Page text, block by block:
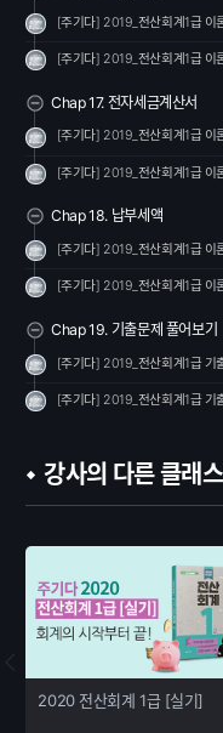
[주기다] 2019_전산회계1급 이
[주기다] 2019_전산회계1급 이
Chap 17. 전자세금계산서
[주기다] 2019_전산회계1급 이
[주기다] 2019_전산회계1급 이
Chap 18. 납부세액
[주기다] 2019_전산회계1급
[주기다] 2019_전산회계1급
Chap 19. 기출문제 풀어보기
[주기다] 2019_전산회계1급 기
[주기다] 2019_전산회계1급 기
강사의 다른 클래스
2020 전산회계 1급 [실기]